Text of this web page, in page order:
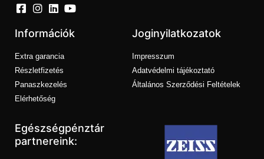
Információk
Extra garancia
Részletfizetés
Panaszkezelés
Elérhetőség
Joginyilatkozatok
Impresszum
Adatvédelmi tájékoztató
Általános Szerződési Feltételek
Egészségpénztár
partnereink: